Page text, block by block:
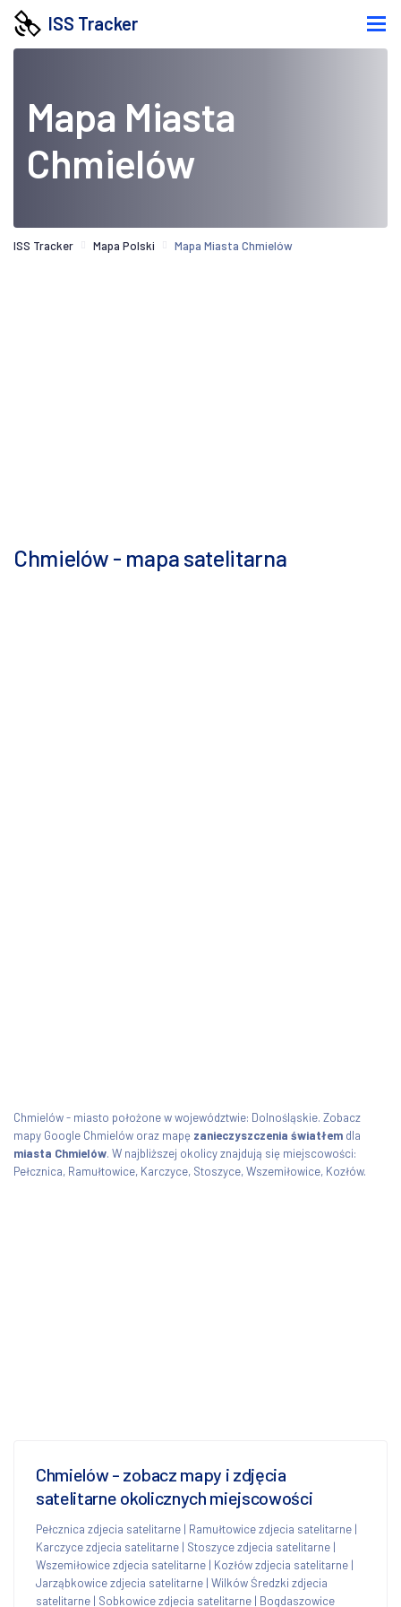
ISS Tracker
Mapa Miasta
Chmielów
ISS Tracker Mapa Polski Mapa Miasta Chmielów
Chmielów - mapa satelitarna
Chmielów - miasto położone w województwie: Dolnośląskie. Zobacz
mapy Google Chmielów oraz mapę zanieczyszczenia światłem dla
miasta Chmielów. W najbliższej okolicy znajdują się miejscowości:
Pełcznica, Ramułtowice, Karczyce, Stoszyce, Wszemiłowice, Kozłów.
Chmielów - zobacz mapy i zdjęcia
satelitarne okolicznych miejscowości
Pełcznica zdjecia satelitarne | Ramułtowice zdjecia satelitarne |
Karczyce zdjecia satelitarne | Stoszyce zdjecia satelitarne |
Wszemiłowice zdjecia satelitarne | Kozłów zdjecia satelitarne |
Jarząbkowice zdjecia satelitarne | Wilków Średzki zdjecia
satelitarne | Sobkowice zdjecia satelitarne | Bogdaszowice